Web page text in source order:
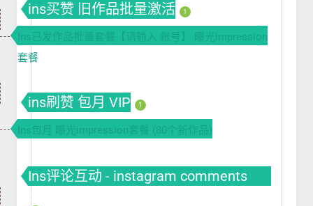
ins买赞 旧作品批量激活 1
Ins已发作品批量套餐【请输入 账号】 曝光impression
套餐
ins刷赞 包月 VIP 1
Ins包月 曝光impression套餐 (80个新作品)
Ins评论互动 - instagram comments
buy